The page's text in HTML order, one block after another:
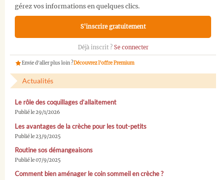
gérez vos informations en quelques clics.
S'inscrire gratuitement
Déjà inscrit ? Se connecter
Envie d'aller plus loin ?Découvrez l'offre Premium
Actualités
Le rôle des coquillages d’allaitement
Publié le 29/1/2026
Les avantages de la crèche pour les tout-petits
Publié le 23/9/2025
Routine sos démangeaisons
Publié le 07/9/2025
Comment bien aménager le coin sommeil en crèche ?